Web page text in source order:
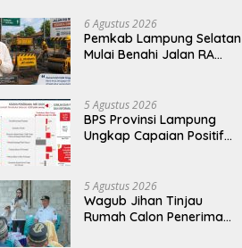
6 Agustus 2026
Pemkab Lampung Selatan
Mulai Benahi Jalan RA
Demi Keselamatan
Pengguna Jalan
5 Agustus 2026
BPS Provinsi Lampung
Ungkap Capaian Positif
Ekonomi Terus Tumbuh
5 Agustus 2026
Wagub Jihan Tinjau
Rumah Calon Penerima